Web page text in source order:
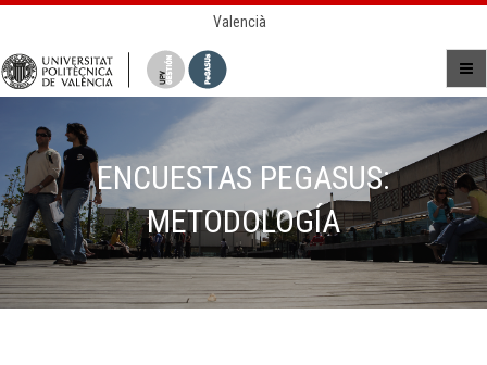
Valencià
ENCUESTAS PEGASUS:
METODOLOGÍA